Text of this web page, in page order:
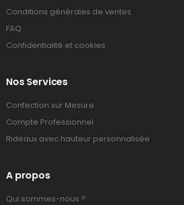
Conditions générales de ventes
FAQ
Confidentialité et cookies
Nos Services
Confection sur Mesure
Compte Professionnel
Rideaux avec hauteur personnalisée
A propos
Qui sommes-nous ?